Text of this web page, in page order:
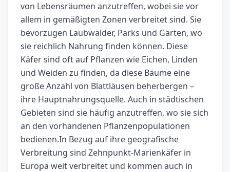
von Lebensräumen anzutreffen, wobei sie vor
allem in gemäßigten Zonen verbreitet sind. Sie
bevorzugen Laubwälder, Parks und Gärten, wo
sie reichlich Nahrung finden können. Diese
Käfer sind oft auf Pflanzen wie Eichen, Linden
und Weiden zu finden, da diese Bäume eine
große Anzahl von Blattläusen beherbergen –
ihre Hauptnahrungsquelle. Auch in städtischen
Gebieten sind sie häufig anzutreffen, wo sie sich
an den vorhandenen Pflanzenpopulationen
bedienen.In Bezug auf ihre geografische
Verbreitung sind Zehnpunkt-Marienkäfer in
Europa weit verbreitet und kommen auch in